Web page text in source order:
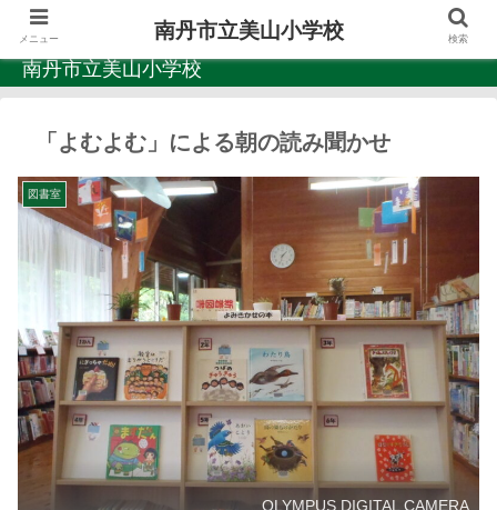
南丹市立美山小学校
「よむよむ」による朝の読み聞かせ
図書室
OLYMPUS DIGITAL CAMERA
メニュー 南丹市立美山小学校 検索